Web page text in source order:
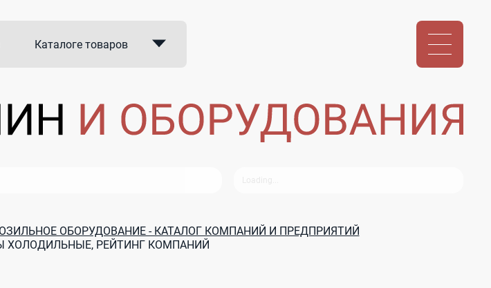
Каталоге товаров
В закупках
ОБОРУДОВАНИЕ - КАТАЛОГ КОМПАНИЙ И ПРЕДПРИЯТИЙ
ХОЛОДИЛЬНЫЕ, РЕЙТИНГ КОМПАНИЙ